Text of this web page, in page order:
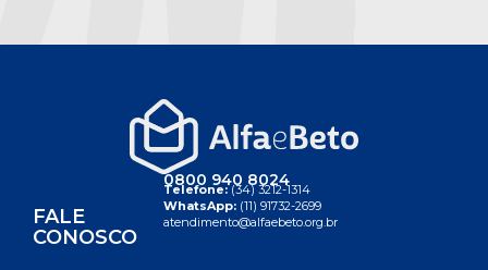
FALE
CONOSCO
0800 940 8024
Telefone:(34) 3212-1314
WhatsApp: (11) 91732-2699
atendimento@alfaebeto.org.br